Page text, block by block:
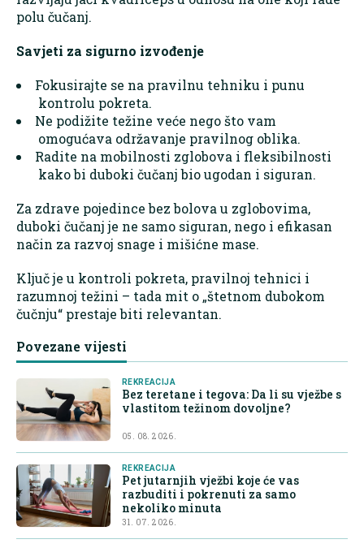
polu čučanj.
Savjeti za sigurno izvođenje
Fokusirajte se na pravilnu tehniku i punu
kontrolu pokreta.
Ne podižite težine veće nego što vam
omogućava održavanje pravilnog oblika.
Radite na mobilnosti zglobova i fleksibilnosti
kako bi duboki čučanj bio ugodan i siguran.
Za zdrave pojedince bez bolova u zglobovima,
duboki čučanj je ne samo siguran, nego i efikasan
način za razvoj snage i mišićne mase.
Ključ je u kontroli pokreta, pravilnoj tehnici i
razumnoj težini – tada mit o „štetnom dubokom
čučnju“ prestaje biti relevantan.
Povezane vijesti
REKREACIJA
Bez teretane i tegova: Da li su vježbe s
vlastitom težinom dovoljne?
05. 08. 2026.
REKREACIJA
Pet jutarnjih vježbi koje će vas
razbuditi i pokrenuti za samo
nekoliko minuta
31. 07. 2026.